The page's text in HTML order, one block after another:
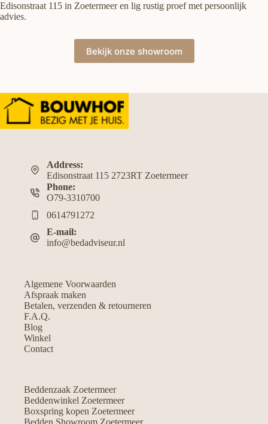
Edisonstraat 115 in Zoetermeer en lig rustig proef met persoonlijk
advies.
Bekijk onze showroom
Address:
Edisonstraat 115 2723RT Zoetermeer
Phone:
O79-3310700
0614791272
E-mail:
info@bedadviseur.nl
Algemene Voorwaarden
Afspraak maken
Betalen, verzenden & retourneren
F.A.Q.
Blog
Winkel
Contact
Beddenzaak Zoetermeer
Beddenwinkel Zoetermeer
Boxspring kopen Zoetermeer